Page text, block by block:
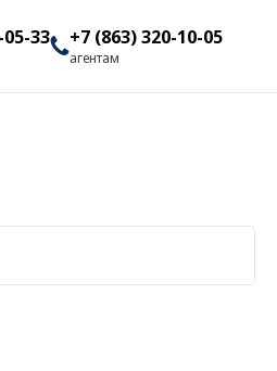
05-33 +7 (863) 320-10-05
агентам